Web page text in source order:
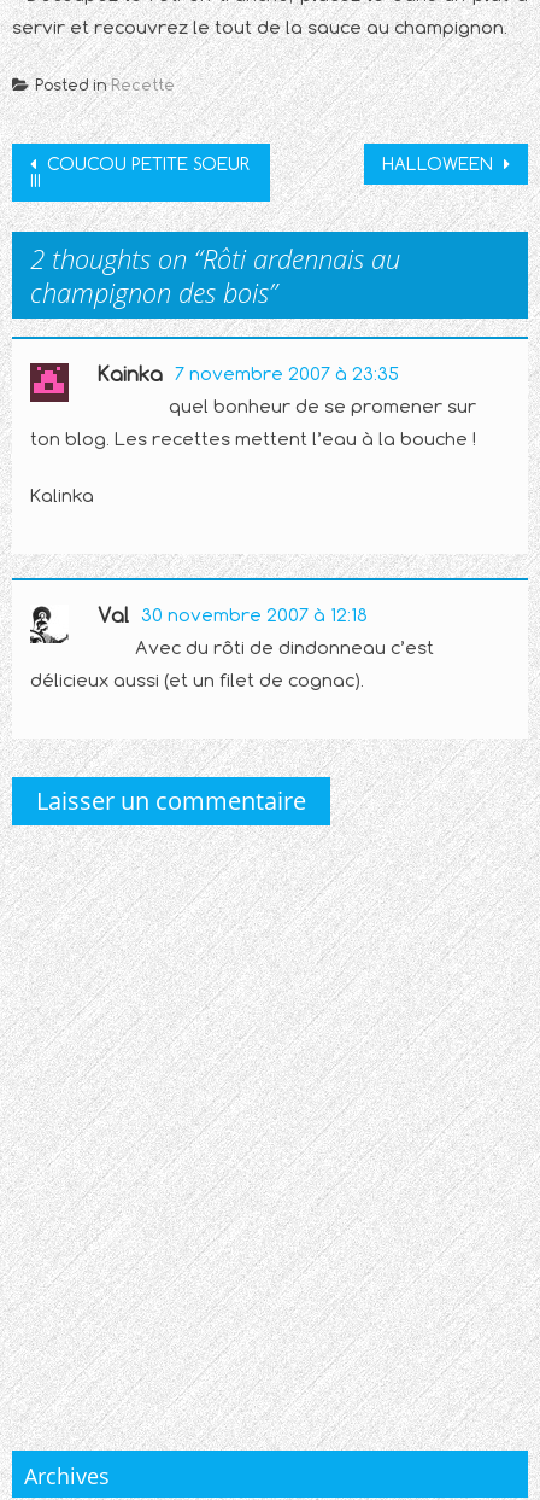
servir et recouvrez le tout de la sauce au champignon.
Posted inRecette
Post
navigation
COUCOU PETITE SOEUR
III
HALLOWEEN
2 thoughts on “Rôti ardennais au
champignon des bois”
Kainka 7 novembre 2007 à 23:35
quel bonheur de se promener sur
ton blog. Les recettes mettent l’eau à la bouche !
Kalinka
Val 30 novembre 2007 à 12:18
Avec du rôti de dindonneau c’est
délicieux aussi (et un filet de cognac).
Laisser un commentaire
Archives